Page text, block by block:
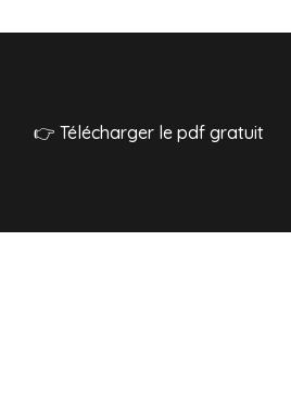
👉 Télécharger le pdf gratuit